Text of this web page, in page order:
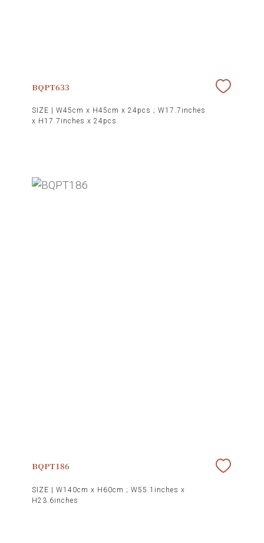
BQPT633
SIZE | W45cm x H45cm x 24pcs ; W17.7inches
x H17.7inches x 24pcs
BQPT186
SIZE | W140cm x H60cm ; W55.1inches x
H23.6inches